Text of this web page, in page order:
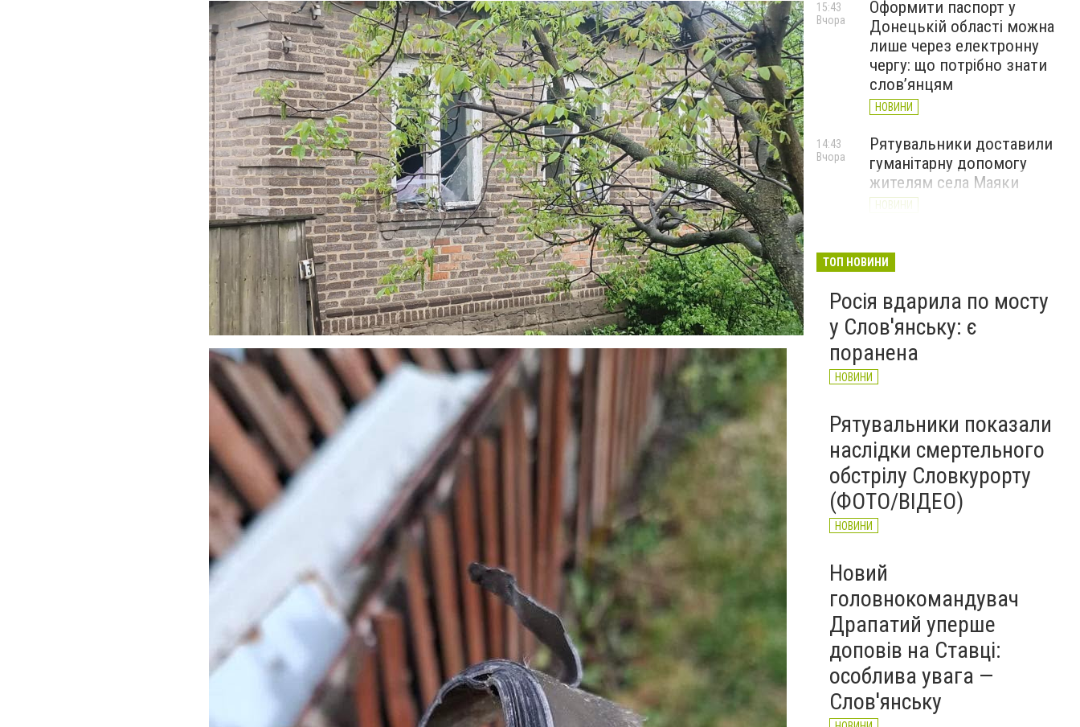
Оформити паспорт у
Донецькій області можна
лише через електронну
чергу: що потрібно знати
слов’янцям
НОВИНИ
15:43
Вчора
Рятувальники доставили
гуманітарну допомогу
жителям села Маяки
НОВИНИ
14:43
Вчора
онлайн-акція до Дня молоді
Вчора
ТОП НОВИНИ
Росія вдарила по мосту
у Слов'янську: є
поранена
НОВИНИ
Рятувальники показали
наслідки смертельного
обстрілу Словкурорту
(ФОТО/ВІДЕО)
НОВИНИ
Новий
головнокомандувач
Драпатий уперше
доповів на Ставці:
особлива увага —
Слов'янську